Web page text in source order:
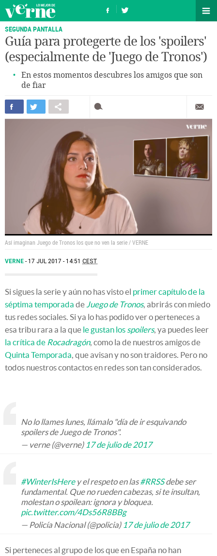
SEGUNDA PANTALLA
Guía para protegerte de los 'spoilers'
(especialmente de 'Juego de Tronos')
En estos momentos descubres los amigos que son
de fiar
00:00
Así imaginan Juego de Tronos los que no ven la serie /VERNE
VERNE 17 JUL 2017 - 14:51 CEST
Si sigues la serie y aún no has visto el primer capítulo de la
séptima temporada de Juego de Tronos, abrirás con miedo
tus redes sociales. Si ya lo has podido ver o perteneces a
esa tribu rara a la que le gustan los spoilers, ya puedes leer
la crítica de Rocadragón, como la de nuestros amigos de
Quinta Temporada, que avisan y no son traidores. Pero no
todos nuestros contactos en redes son tan considerados.
No lo llames lunes, llámalo "día de ir esquivando
spoilers de Juego de Tronos".
— verne (@verne) 17 de julio de 2017
#WinterIsHerey el respeto en las#RRSSdebe ser
fundamental. Que no rueden cabezas, si te insultan,
molestan o spoilean: ignora y bloquea.
pic.twitter.com/4Ds56R8BBg
— Policía Nacional (@policia) 17 de julio de 2017
Si perteneces al grupo de los que en España no han